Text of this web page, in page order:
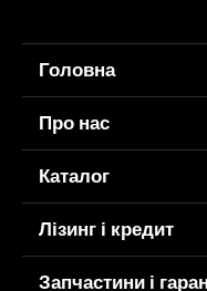
Головна
Про нас
Каталог
Лізинг і кредит
Запчастини і